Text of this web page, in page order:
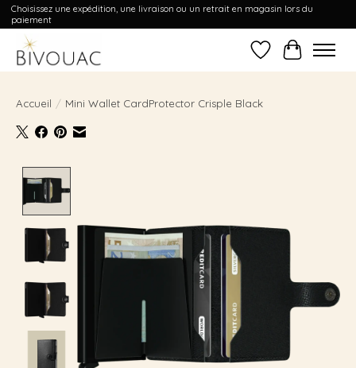
Choisissez une expédition, une livraison ou un retrait en magasin lors du
paiement
Liste dePanier
Accueil / Mini Wallet CardProtector Crisple Black